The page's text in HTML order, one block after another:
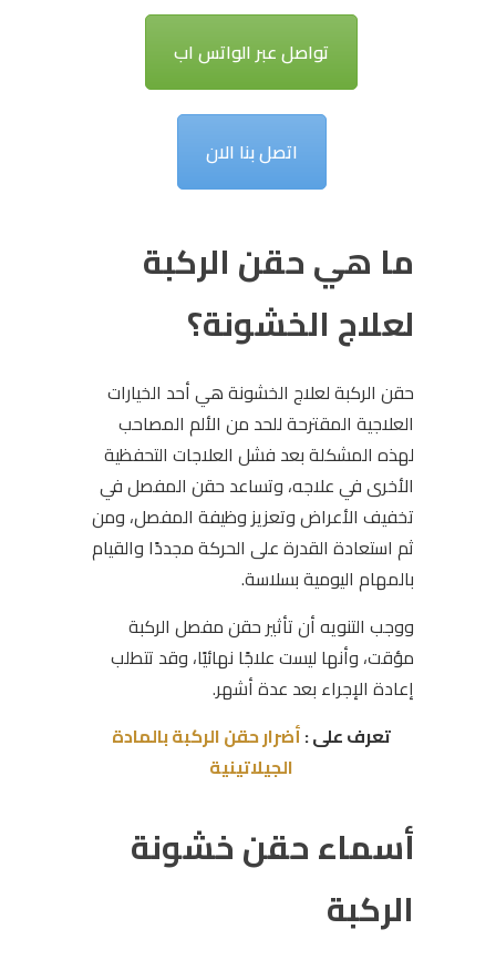
تواصل عبر الواتس اب
اتصل بنا الان
ما هي حقن الركبة
لعلاج الخشونة؟
حقن الركبة لعلاج الخشونة هي أحد الخيارات
العلاجية المقترحة للحد من الألم المصاحب
لهذه المشكلة بعد فشل العلاجات التحفظية
الأخرى في علاجه، وتساعد حقن المفصل في
تخفيف الأعراض وتعزيز وظيفة المفصل، ومن
ثم استعادة القدرة على الحركة مجددًا والقيام
بالمهام اليومية بسلاسة.
ووجب التنويه أن تأثير حقن مفصل الركبة
مؤقت، وأنها ليست علاجًا نهائيًا، وقد تتطلب
إعادة الإجراء بعد عدة أشهر.
تعرف على :أضرار حقن الركبة بالمادة
الجيلاتينية
أسماء حقن خشونة
الركبة